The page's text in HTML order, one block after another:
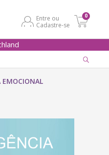
Entre ou
Cadastre-se
0
EMOCIONAL